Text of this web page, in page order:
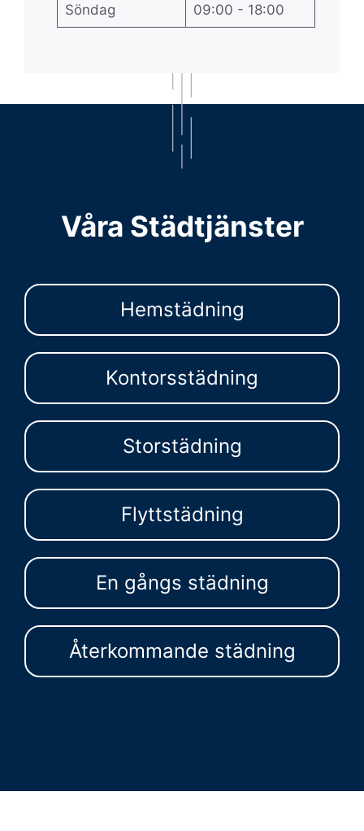
Söndag 09:00 - 18:00
Våra Städtjänster
Hemstädning
Kontorsstädning
Storstädning
Flyttstädning
En gångs städning
Återkommande städning